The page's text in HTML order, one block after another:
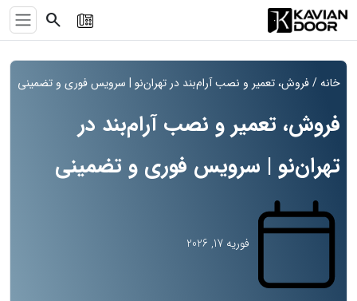
search
خانه/ فروش، تعمیر و نصب آرام‌بند در تهران‌نو | سرویس فوری و تضمینی
فروش، تعمیر و نصب آرام‌بند در
تهران‌نو | سرویس فوری و تضمینی
فوریه 17, 2026